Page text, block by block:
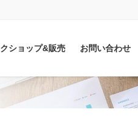
ショップ&販売 お問い合わせ